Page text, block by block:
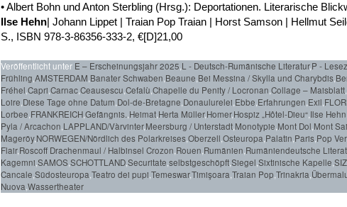
• Albert Bohn und Anton Sterbling (Hrsg.): Deportationen. Literarische
Ilse Hehn | Johann Lippet | Traian Pop Traian | Horst Samson | Hellmut
S., ISBN 978-3-86356-333-2, €[D]21,00
Veröffentlicht unter E – Erscheinungsjahr 2025 L - Deutsch-Rumänische Literatur,P -
Frühling AMSTERDAM Banater Schwaben Beaune Bei Messina / Skylla und Charybdis
Fréhel Capri CarnacCeausescu Cefalù Chapelle du Penity / Locronan Collage – Maisblatt
Loire Diese Tage ohne Datum Dol-de-Bretagne Donaulurelei Ebbe Erfahrungen Exil
Lorbee FRANKREICHGefängnis. Heimat Herta Müller,Homer,Hospiz „Hôtel-Dieu“ Ilse Hehn
Pyla / Arcachon LAPPLAND/Vàrvinter,Meersburg / Unterstadt Monotypie Mont Dol Mont
Mageröy,NORWEGEN/Nördlich des PolarkreisesOberzell Osteuropa Palatin Paris Pop
Flair,Roscoff Drachenmaul / Halbinsel Crozon Rouen Rumänien Rumäniendeutsche
Kagemni SAMOS SCHOTTLANDSecuritate selbstgeschöpftSiegel Sixtinische Kapelle
Cancale Südosteuropa Teatro dei pupi Temeswar,Timişoara Traian Pop Trinakria
Nuova Wassertheater